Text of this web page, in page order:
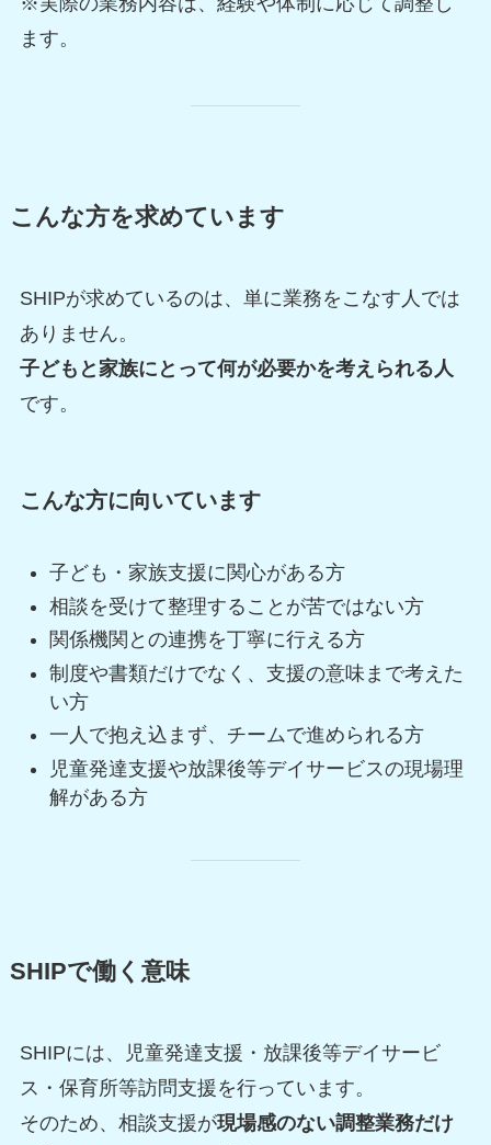
ます。
こんな方を求めています
SHIPが求めているのは、単に業務をこなす人では
ありません。
子どもと家族にとって何が必要かを考えられる人
です。
こんな方に向いています
子ども・家族支援に関心がある方
相談を受けて整理することが苦ではない方
関係機関との連携を丁寧に行える方
制度や書類だけでなく、支援の意味まで考えた
い方
一人で抱え込まず、チームで進められる方
児童発達支援や放課後等デイサービスの現場理
解がある方
SHIPで働く意味
SHIPには、児童発達支援・放課後等デイサービ
ス・保育所等訪問支援を行っています。
そのため、相談支援が現場感のない調整業務だけ